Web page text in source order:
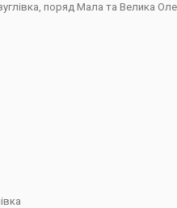
поряд Мала та Велика